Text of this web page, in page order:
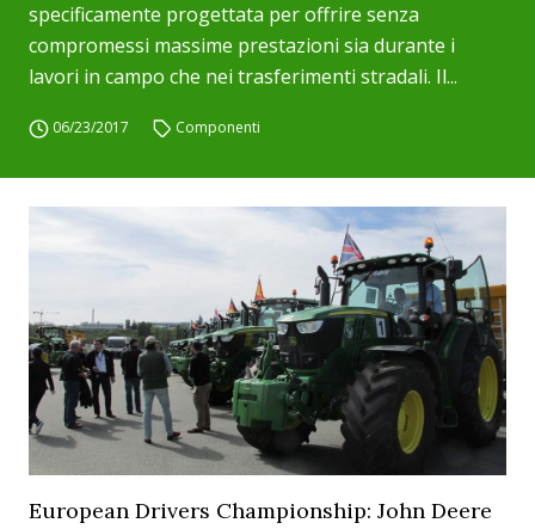
specificamente progettata per offrire senza
compromessi massime prestazioni sia durante i
lavori in campo che nei trasferimenti stradali. Il...
06/23/2017 Componenti
European Drivers Championship: John Deere